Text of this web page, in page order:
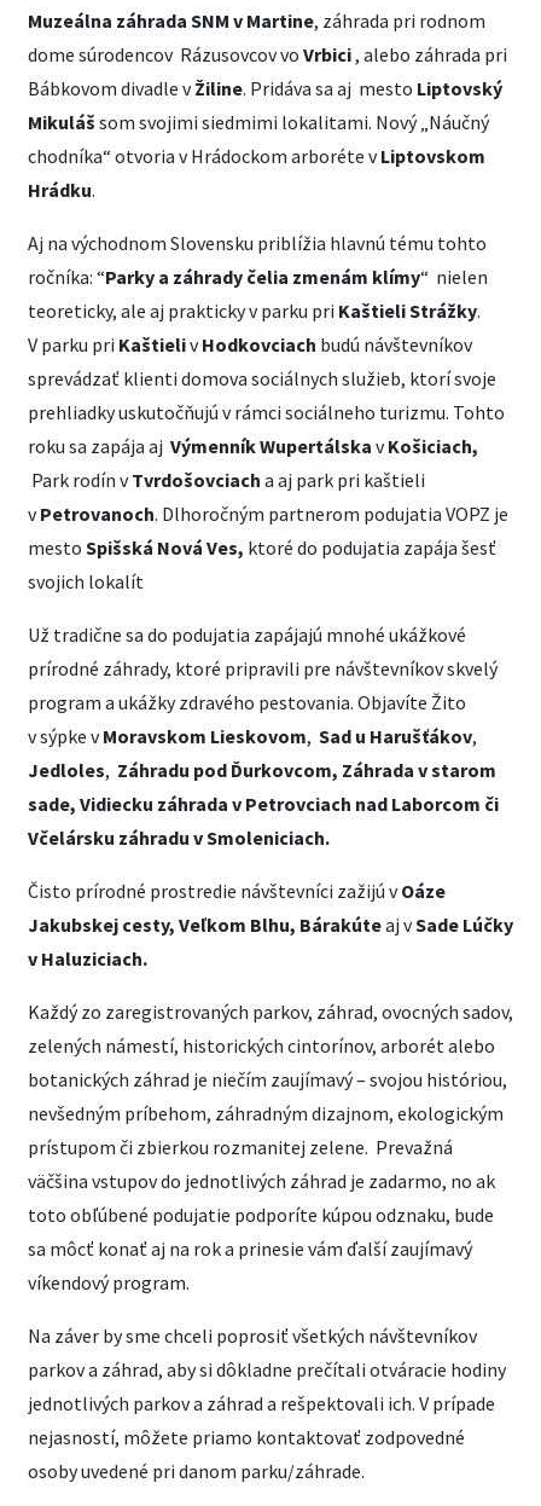
Muzeálna záhrada SNM v Martine, záhrada pri rodnom
dome súrodencov Rázusovcov vo Vrbici, alebo záhrada pri
Bábkovom divadle vŽiline. Pridáva sa aj mesto Liptovský
Mikuláš som svojimi siedmimi lokalitami. Nový „Náučný
chodníka“ otvoria v Hrádockom arboréte vLiptovskom
Hrádku.
Aj na východnom Slovensku priblížia hlavnú tému tohto
ročníka: “Parky a záhrady čelia zmenám klímy“ nielen
teoreticky, ale aj prakticky v parku pri KaštieliStrážky.
V parku pri KaštielivHodkovciach budú návštevníkov
sprevádzať klienti domova sociálnych služieb, ktorí svoje
prehliadky uskutočňujú v rámci sociálneho turizmu. Tohto
roku sa zapája aj VýmenníkWupertálska vKošiciach,
Park rodín vTvrdošovciach a aj park pri kaštieli
vPetrovanoch. Dlhoročným partnerom podujatia VOPZ je
mesto Spišská Nová Ves, ktoré do podujatia zapája šesť
svojich lokalít
Už tradične sa do podujatia zapájajú mnohé ukážkové
prírodné záhrady, ktoré pripravili pre návštevníkov skvelý
program a ukážky zdravého pestovania. Objavíte Žito
v sýpke vMoravskom Lieskovom, Sad u Harušťákov,
Jedloles, Záhradu pod Ďurkovcom, Záhrada v starom
sade, Vidiecku záhrada v Petrovciach nad Laborcom či
Včelársku záhradu v Smoleniciach.
Čisto prírodné prostredie návštevníci zažijú vOáze
Jakubskej cesty, Veľkom Blhu, Bárakúteaj vSade Lúčky
v Haluziciach.
Každý zo zaregistrovaných parkov, záhrad, ovocných sadov,
zelených námestí, historických cintorínov, arborét alebo
botanických záhrad je niečím zaujímavý – svojou históriou,
nevšedným príbehom, záhradným dizajnom, ekologickým
prístupom či zbierkou rozmanitej zelene. Prevažná
väčšina vstupov do jednotlivých záhrad je zadarmo, no ak
toto obľúbené podujatie podporíte kúpou odznaku, bude
sa môcť konať aj na rok a prinesie vám ďalší zaujímavý
víkendový program.
Na záver by sme chceli poprosiť všetkých návštevníkov
parkov a záhrad, aby si dôkladne prečítali otváracie hodiny
jednotlivých parkov a záhrad a rešpektovali ich. V prípade
nejasností, môžete priamo kontaktovať zodpovedné
osoby uvedené pri danom parku/záhrade.